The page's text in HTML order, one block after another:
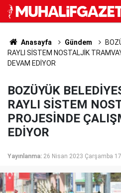
Anasayfa Gündem
RAYLI SİSTEM NOSTALJİK
DEVAM EDİYOR
BOZÜYÜK
RAYLI SİSTEM
PROJESİNDE
EDİYOR
Yayınlanma: 26 Nisan 2023 Çarşamba